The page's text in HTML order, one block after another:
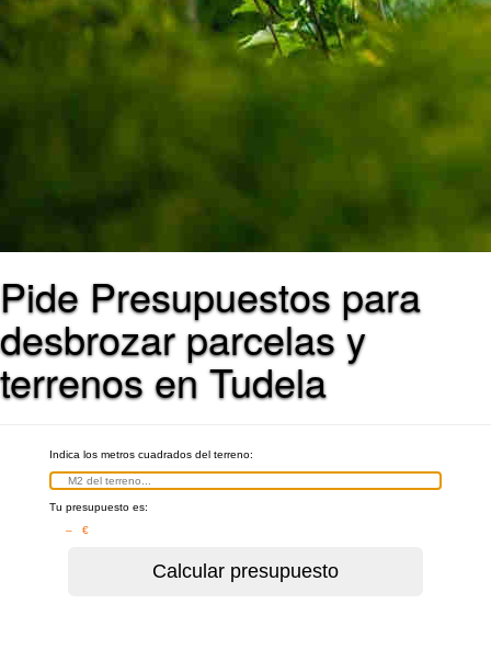
Pide Presupuestos para
desbrozar parcelas y
terrenos en Tudela
Indica los metros cuadrados del terreno:
Tu presupuesto es:
– €